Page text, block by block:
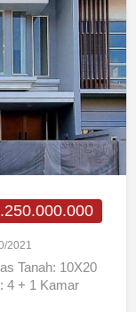
2021
Tanah: 10X20
4 + 1 Kamar